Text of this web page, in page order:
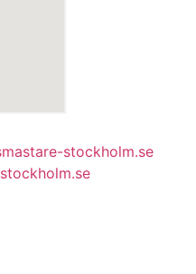
stockholm.se